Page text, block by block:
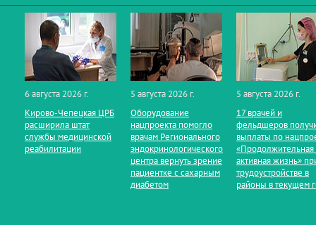
6 августа 2026 г.
Кирово‑Чепецкая ЦРБ
расширила штат
службы медицинской
реабилитации
5 августа 2026 г.
Оборудование
нацпроекта помогло
врачам Регионального
эндокринологического
центра вернуть зрение
пациентке с сахарным
диабетом
5 августа 2026 г.
17 врачей и
фельдшеров
выплаты по
«Продолжительная
активная жизнь»
трудоустройстве в
районы в текущем